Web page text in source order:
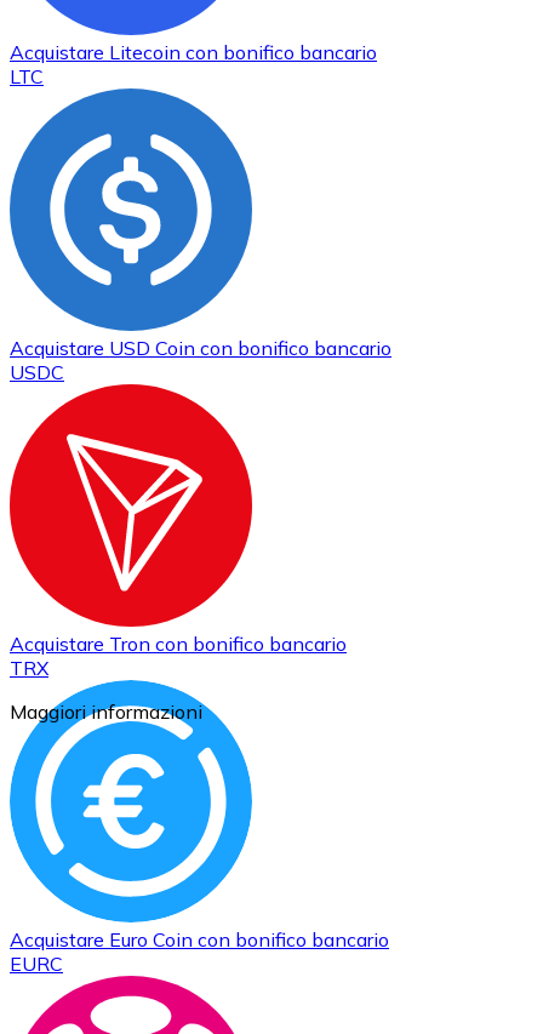
Acquistare Litecoin con bonifico bancario
LTC
Acquistare USD Coin con bonifico bancario
USDC
Acquistare Tron con bonifico bancario
TRX
Acquistare Euro Coin con bonifico bancario
EURC
Maggiori informazioni